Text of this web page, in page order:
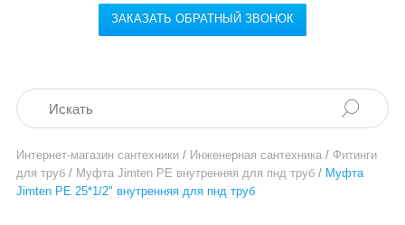
ЗАКАЗАТЬ ОБРАТНЫЙ ЗВОНОК
Интернет-магазин сантехники / Инженерная сантехника / Фитинги
для труб / Муфта Jimten PE внутренняя для пнд труб / Муфта
Jimten PE 25*1/2" внутренняя для пнд труб